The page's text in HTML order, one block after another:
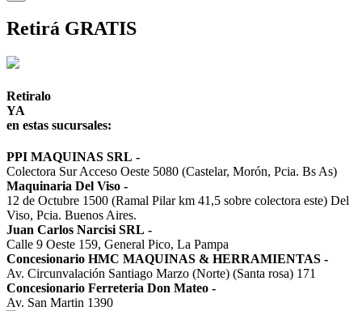
Retirá GRATIS
Retiralo
YA
en estas sucursales:
PPI MAQUINAS SRL -
Colectora Sur Acceso Oeste 5080 (Castelar, Morón, Pcia. Bs As)
Maquinaria Del Viso -
12 de Octubre 1500 (Ramal Pilar km 41,5 sobre colectora este) Del
Viso, Pcia. Buenos Aires.
Juan Carlos Narcisi SRL -
Calle 9 Oeste 159, General Pico, La Pampa
Concesionario HMC MAQUINAS & HERRAMIENTAS -
Av. Circunvalación Santiago Marzo (Norte) (Santa rosa) 171
Concesionario Ferreteria Don Mateo -
Av. San Martin 1390